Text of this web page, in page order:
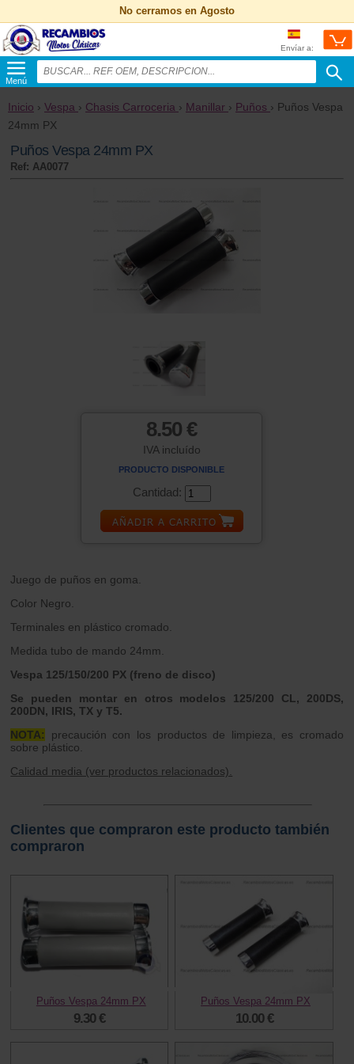
No cerramos en Agosto
Envíar a:
Menú
Inicio › Vespa › Chasis Carroceria › Manillar › Puños › Puños Vespa
24mm PX
Puños Vespa 24mm PX
Ref: AA0077
8.50 €
IVA incluído
PRODUCTO DISPONIBLE
Cantidad:
Juego de puños en goma.
Color Negro.
Terminales en plástico cromado.
Medida tubo de mando 24mm.
Vespa 125/150/200 PX (freno de disco)
Se pueden montar en otros modelos 125/200 CL, 200DS,
200DN, IRIS, TX y T5.
NOTA:
precaución con los productos de limpieza, es cromado
sobre plástico.
Calidad media (ver productos relacionados).
Clientes que compraron este producto también
compraron
Puños Vespa 24mm PX
9.30 €
Puños Vespa 24mm PX
10.00 €